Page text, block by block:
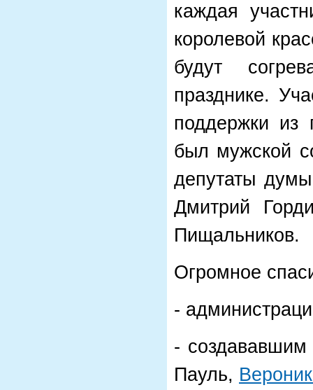
каждая
королевой
будут
празднике.
поддержки из
был мужской
депутаты
Дмитрий
Пищальников.
Огромное
-
-
Пауль,